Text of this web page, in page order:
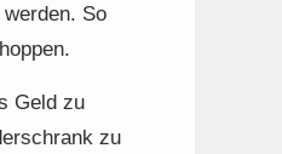
So
Geld zu
zu